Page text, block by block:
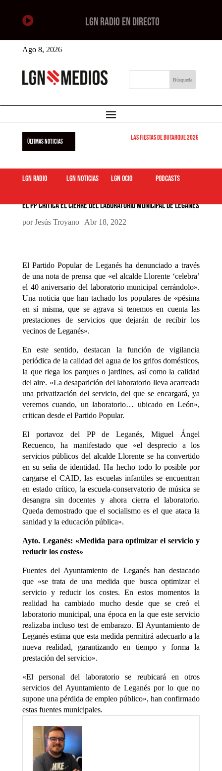
 LGN RADIO EN DIRECTO
Ago 8, 2026
ÚLTIMAS NOTICIAS Las Fiestas de Butarque 2026 arrancan
LGN Radio LGN Noticias LGN ocio podcasts
El PP critica el cierre del laboratorio municipal de Leganés
porJesús Troyano| Abr 18, 2022
El Partido Popular de Leganés ha denunciado a través
de una nota de prensa que «el alcalde Llorente ‘celebra’
el 40 aniversario del laboratorio municipal cerrándolo».
Una noticia que han tachado los populares de «pésima
en sí misma, que se agrava si tenemos en cuenta las
prestaciones de servicios que dejarán de recibir los
vecinos de Leganés».
En este sentido, destacan la función de vigilancia
periódica de la calidad del agua de los grifos domésticos,
la que riega los parques o jardines, así como la calidad
del aire. «La desaparición del laboratorio lleva acarreada
una privatización del servicio, del que se encargará, ya
veremos cuando, un laboratorio… ubicado en León»,
critican desde el Partido Popular.
El portavoz del PP de Leganés, Miguel Ángel
Recuenco, ha manifestado que «el desprecio a los
servicios públicos del alcalde Llorente se ha convertido
en su seña de identidad. Ha hecho todo lo posible por
cargarse el CAID, las escuelas infantiles se encuentran
en estado crítico, la escuela-conservatorio de música se
desangra sin docentes y ahora cierra el laboratorio.
Queda demostrado que el socialismo es el que ataca la
sanidad y la educación pública».
Ayto. Leganés: «Medida para optimizar el servicio y
reducir los costes»
Fuentes del Ayuntamiento de Leganés han destacado
que «se trata de una medida que busca optimizar el
servicio y reducir los costes. En estos momentos la
realidad ha cambiado mucho desde que se creó el
laboratorio municipal, una época en la que este servicio
realizaba incluso test de embarazo. El Ayuntamiento de
Leganés estima que esta medida permitirá adecuarlo a la
nueva realidad, garantizando en tiempo y forma la
prestación del servicio».
«El personal del laboratorio se reubicará en otros
servicios del Ayuntamiento de Leganés por lo que no
supone una pérdida de empleo público», han confirmado
estas fuentes municipales.